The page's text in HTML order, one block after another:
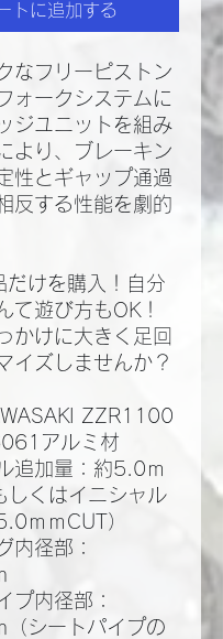
トに追加する
なフリーピストン
ォークシステムに
ジユニットを組み
より、ブレーキン
性とギャップ通過
反する性能を劇的
だけを購入！自分
て遊び方もOK！
かけに大きく足回
イズしませんか？
ZZR1100
アルミ材
追加量：約5.0ｍ
しくはイニシャル
ｍｍCUT）
内径部：
プ内径部：
シートパイプの